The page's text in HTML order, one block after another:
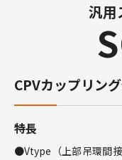
汎用
CPVカップリン
特長
●Vtype（上部吊環間